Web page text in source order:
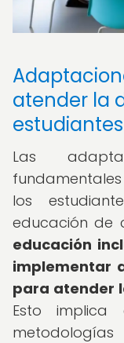
atender la
estudiantes
Las
los
educación de
educación
implementar
para atender
Esto implica